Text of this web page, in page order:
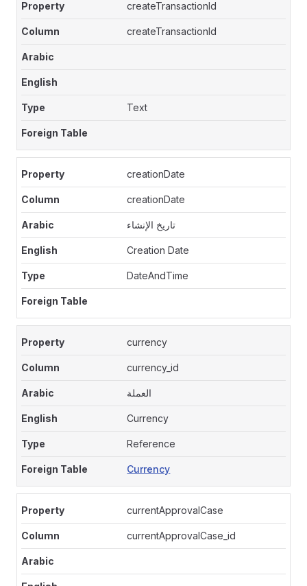
createTransactionId
createTransactionId
Text
creationDate
creationDate
تاريخ الإنشاء
Creation Date
DateAndTime
currency
currency_id
العملة
Currency
Reference
Currency
currentApprovalCase
currentApprovalCase_id